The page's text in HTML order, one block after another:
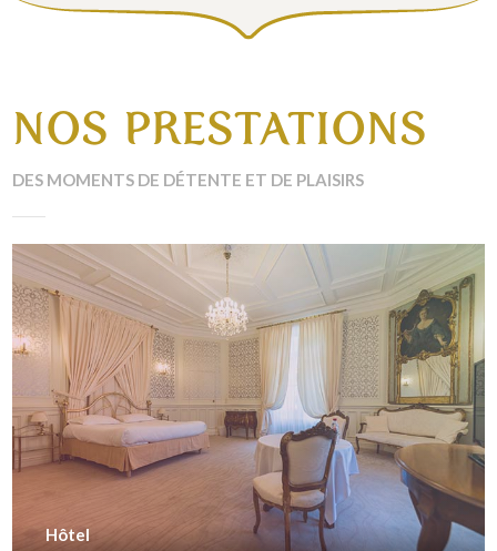
NOS PRESTATIONS
DES MOMENTS DE DÉTENTE ET DE PLAISIRS
Hôtel